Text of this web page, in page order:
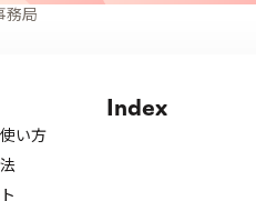
務局
Index
い方